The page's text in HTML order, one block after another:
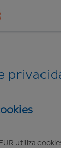
utiliza